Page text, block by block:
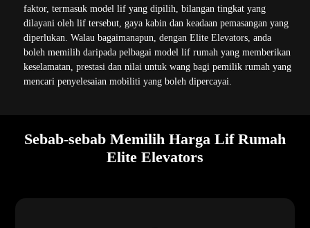
faktor, termasuk model lif yang dipilih, bilangan tingkat yang
dilayani oleh lif tersebut, gaya kabin dan keadaan pemasangan yang
diperlukan. Walau bagaimanapun, dengan Elite Elevators, anda
boleh memilih daripada pelbagai model lif rumah yang memberikan
keselamatan, prestasi dan nilai untuk wang bagi pemilik rumah yang
mencari penyelesaian mobiliti yang boleh dipercayai.
Sebab-sebab Memilih Harga Lif Rumah
Elite Elevators